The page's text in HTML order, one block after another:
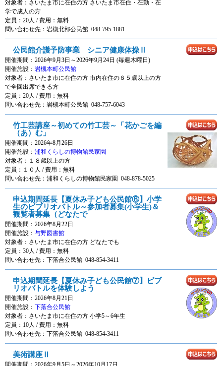
対象者： さいたま市に在住の方 さいたま市在住・在勤・在
学で成人の方
定員：20人 / 費用： 無料
問い合わせ先：岩槻北部公民館 048-795-1881
公民館介護予防事業 シニア健康体操Ⅱ
開催期間：2026年9月3日～2026年9月24日 (毎週木曜日)
開催施設： 岩槻本町公民館
対象者： さいたま市に在住の方 市内在住の６５歳以上の方
で全回出席できる方
定員：20人 / 費用： 無料
問い合わせ先：岩槻本町公民館 048-757-6043
竹工芸講座～初めての竹工芸～「花かごを編
（あ）む」
開催期間：2026年8月26日
開催施設： 浦和くらしの博物館民家園
対象者： １８歳以上の方
定員：１０人 / 費用： 無料
問い合わせ先：浦和くらしの博物館民家園 048-878-5025
申込期間延長【夏休み子ども公民館⑧】小学
生のビブリオバトル～参加者募集(小学生)＆
観覧者募集（どなたで
開催期間：2026年8月22日
開催施設： 与野図書館
対象者： さいたま市に在住の方 どなたでも
定員：30人 / 費用： 無料
問い合わせ先：下落合公民館 048-854-3411
申込期間延長【夏休み子ども公民館⑦】ビブ
リオバトルを体験しよう
開催期間：2026年8月21日
開催施設： 下落合公民館
対象者： さいたま市に在住の方 小学5～6年生
定員：10人 / 費用： 無料
問い合わせ先：下落合公民館 048-854-3411
美術講座Ⅱ
開催期間：2026年9月5日～2026年10月17日